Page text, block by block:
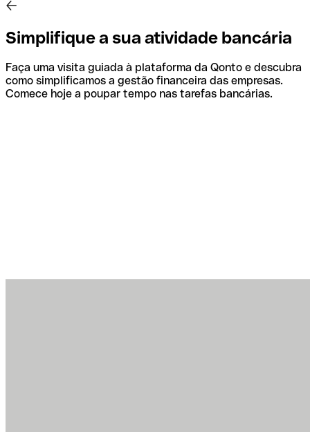
Simplifique a sua atividade bancária
Faça uma visita guiada à plataforma da Qonto e descubra
como simplificamos a gestão financeira das empresas.
Comece hoje a poupar tempo nas tarefas bancárias.